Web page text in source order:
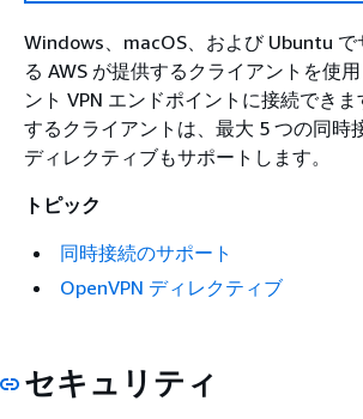
Windows、macOS、および Ubuntu で
る AWS が提供するクライアントを使
ント VPN エンドポイントに接続できま
するクライアントは、最大 5 つの同時
ディレクティブもサポートします。
トピック
同時接続のサポート
OpenVPN ディレクティブ
セキュリティ